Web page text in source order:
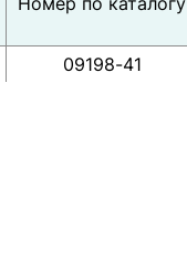
09198-41